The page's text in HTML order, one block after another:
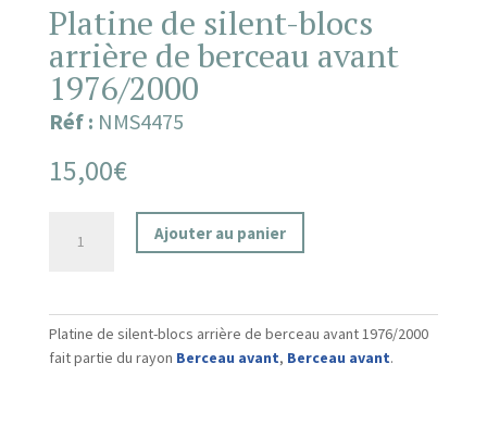
Platine de silent-blocs
arrière de berceau avant
1976/2000
Réf : NMS4475
15,00€
silent-
blocs
arrière
Ajouter au panier
Platine de silent-blocs arrière de berceau avant 1976/2000
fait partie du rayon Berceau avant, Berceau avant.